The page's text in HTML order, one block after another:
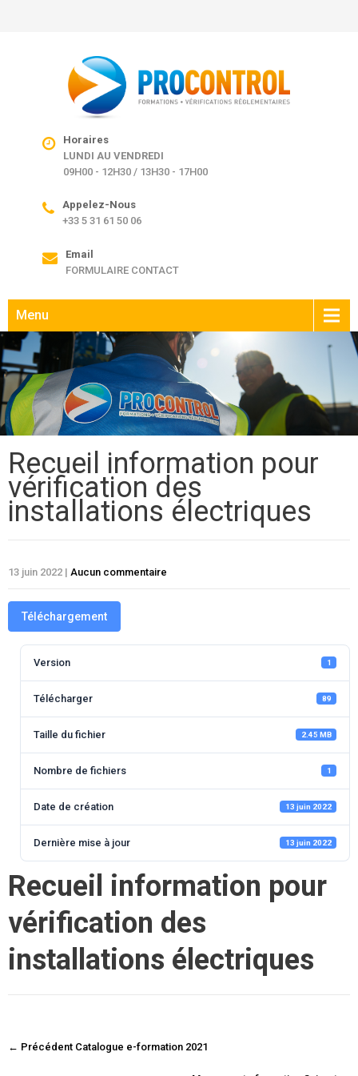
Horaires
LUNDI AU VENDREDI
09H00 - 12H30 / 13H30 - 17H00
Appelez-Nous
+33 5 31 61 50 06
Email
FORMULAIRE CONTACT
Menu
Recueil information pour
vérification des
installations électriques
13 juin 2022 | Aucun commentaire
Téléchargement
Version 1
Télécharger 89
Taille du fichier 2.45 MB
Nombre de fichiers 1
Date de création 13 juin 2022
Dernière mise à jour 13 juin 2022
Recueil information pour
vérification des
installations électriques
Navigation
← Précédent Catalogue e-formation 2021